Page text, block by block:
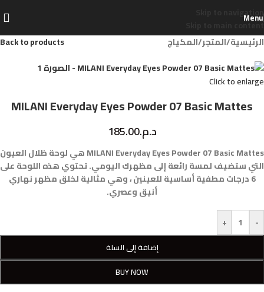
Skip to navigation
Skip to main content
Menu
الرئيسية/المتجر/المكياج Back to products
Click to enlarge
MILANI Everyday Eyes Powder 07 Basic Mattes
د.م.185.00
MILANI Everyday Eyes Powder 07 Basic Mattes هي لوحة ظلال العيون
التي ستضيف لمسة رائعة إلى مظهرك اليومي. تحتوي هذه اللوحة على
6 درجات مطفية أساسية للعينين ، وهي مثالية لخلق مظهر نهاري
أنيق وعصري.
-
+
إضافة إلى السلة
BUY NOW